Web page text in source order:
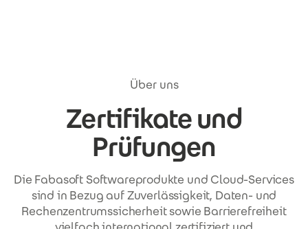
Über uns
Zertifikate und
Prüfungen
Die Fabasoft Softwareprodukte und Cloud-Services
sind in Bezug auf Zuverlässigkeit, Daten- und
Rechenzentrumssicherheit sowie Barrierefreiheit